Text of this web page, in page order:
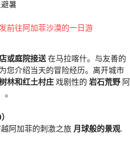
暑
前往阿加菲沙漠的一日游
或庭院接送 在马拉喀什。与友善的
您介绍当天的冒险经历。离开城市
林和红土村庄 戏剧性的 岩石荒野 阿
阿加菲的刺激之旅 月球般的景观.